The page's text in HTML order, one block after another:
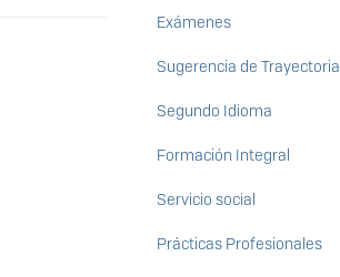
Exámenes
Sugerencia de Trayectoria
Segundo Idioma
Formación Integral
Servicio social
Prácticas Profesionales